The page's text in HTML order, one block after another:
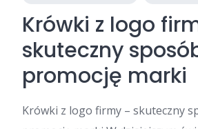
Krówki z logo
skuteczny
promocję marki
Krówki z logo firmy – skuteczny